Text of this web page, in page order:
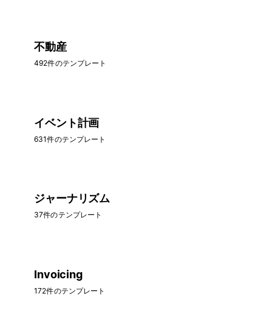
不動産
492件のテンプレート
イベント計画
631件のテンプレート
ジャーナリズム
37件のテンプレート
Invoicing
172件のテンプレート